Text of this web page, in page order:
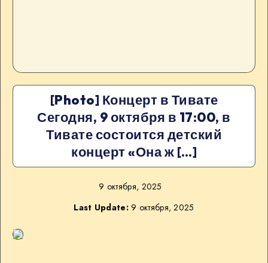
[Photo] Концерт в Тивате
Сегодня, 9 октября в 17:00, в
Тивате состоится детский
концерт «Она ж […]
9 октября, 2025
Last Update:9 октября, 2025